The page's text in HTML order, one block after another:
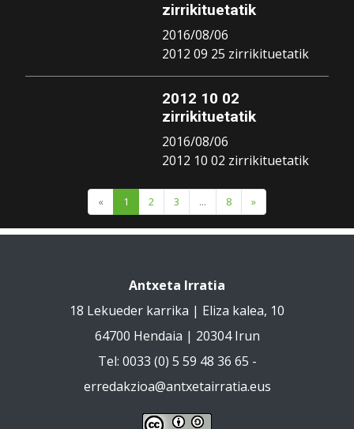
zirrikituetatik
2016/08/06
2012 09 25 zirrikituetatik
2012 10 02
zirrikituetatik
2016/08/06
2012 10 02 zirrikituetatik
« 1 2 3 ... 8 »
Antxeta Irratia
18 Lekueder karrika | Eliza kalea, 10
64700 Hendaia | 20304 Irun
Tel: 0033 (0) 5 59 48 36 65 -
erredakzioa@antxetairratia.eus